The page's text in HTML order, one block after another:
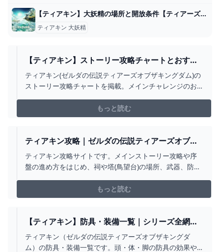
【ティアキン】大妖精の場所と開放条件【ティアーズオブザキングダム】 - ティアキン攻略Wiki Gamerch
ティアキン 大妖精
【ティアキン】ストーリー攻略チャートとおすす
め順番【ゼルダの伝説ティアーズオブザキングダ
ム】 - アルテマ
ティアキン(ゼルダの伝説ティアーズオブザキングダム)の
ストーリー攻略チャートを掲載。メインチャレンジのお
もっと読む
ティアキン攻略｜ゼルダの伝説ティアーズオブザ
キングダム - 神ゲー攻略
ティアキン攻略サイトです。メインストーリー攻略や序
盤の進め方をはじめ、祠や塔(鳥望台)の場所、武器、防具
アーズオブザキングダムを攻略する際の参考にどうぞ！
もっと読む
【ティアキン】防具・装備一覧｜シリーズ全網羅
【ゼルダの伝説ティアーズオブザキングダム】｜
ゲームエイト
ティアキン（ゼルダの伝説ティアーズオブザキングダ
ム）の防具・装備一覧です。頭・体・脚の防具の効果や